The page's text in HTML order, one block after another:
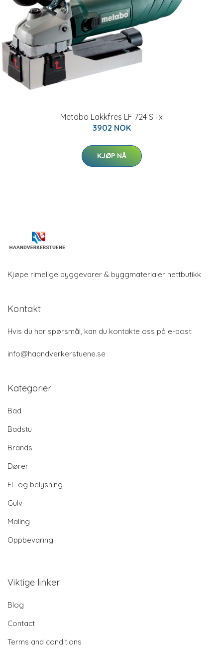
Metabo Lakkfres LF 724 S i x
3902 NOK
KJØP NÅ
Kjøpe rimelige byggevarer & byggmaterialer nettbutikk
Kontakt
Hvis du har spørsmål, kan du kontakte oss på e-post:
info@haandverkerstuene.se
Kategorier
Bad
Badstu
Brands
Dører
El- og belysning
Gulv
Maling
Oppbevaring
Viktige linker
Blog
Contact
Terms and conditions